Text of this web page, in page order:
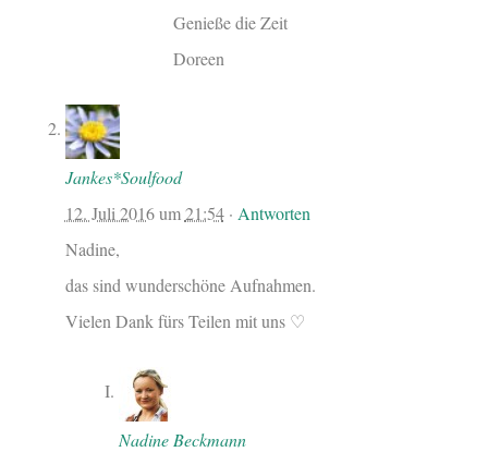
Genieße die Zeit
Doreen
Jankes*Soulfood
12. Juli 2016um21:54· Antworten
Nadine,
das sind wunderschöne Aufnahmen.
Vielen Dank fürs Teilen mit uns ♡
Nadine Beckmann